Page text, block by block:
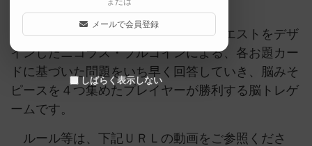
ヨハン・ベンヴェントとスライドクエストをデザ
インしたニコラス・ブルゴインによる、各お題カー
ドに基づいた問題をいち早く回答していき、脳みそ
ピースを４つ集めたプレイヤーが勝利する脳トレゲ
ームです。
ルール等は、下記ＵＲＬの動画をご参照くださ
メールで会員登録
しばらく表示しない